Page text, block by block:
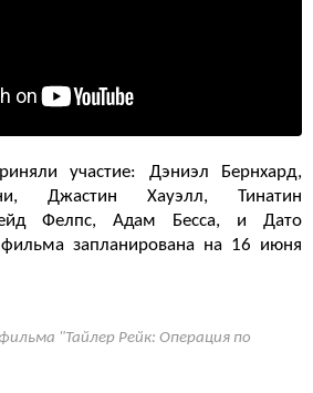
участие: Дэниэл Бернхард,
, Джастин Хауэлл, Тинатин
Фелпс, Адам Бесса, и Дато
запланирована на 16 июня
"Тайлер Рейк: Операция по